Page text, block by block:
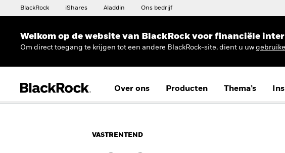
BlackRock iShares Aladdin Ons bedrijf
Welkom op de website van BlackRock voor financiële
Om direct toegang te krijgen tot een andere BlackRock-site, dient u uw
Over ons Producten Thema’s
VASTRENTEND